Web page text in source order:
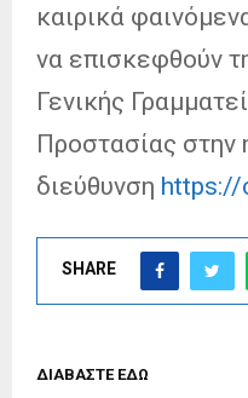
καιρικά
να επισκεφθούν
Γενικής
Προστασίας στην
διεύθυνση https://
SHARE
ΔΙΑΒΑΣΤΕ ΕΔΩ